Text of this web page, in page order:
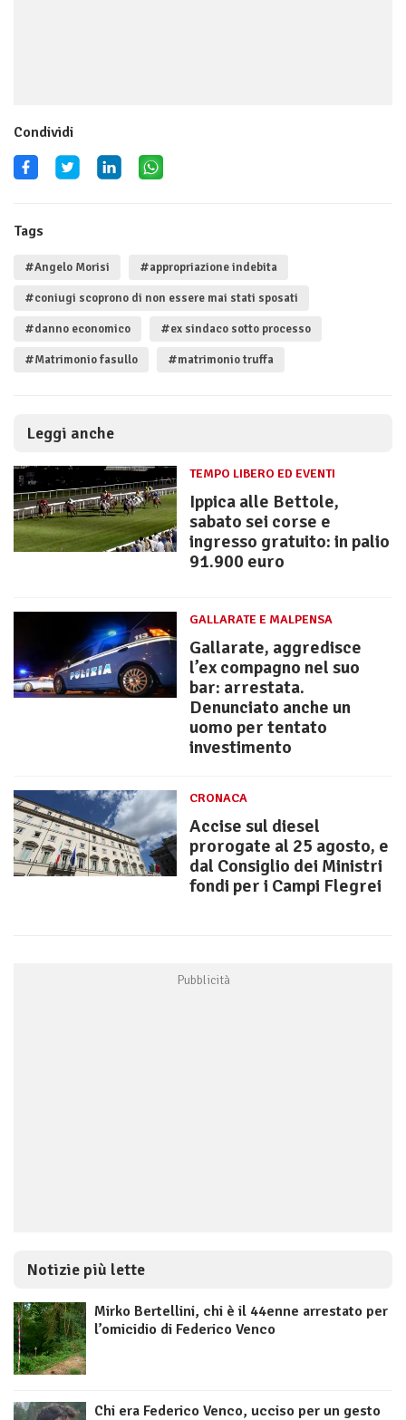
Condividi
Tags
#Angelo Morisi #appropriazione indebita
#coniugi scoprono di non essere mai stati sposati
#danno economico #ex sindaco sotto processo
#Matrimonio fasullo #matrimonio truffa
Leggi anche
TEMPO LIBERO ED EVENTI
Ippica alle Bettole,
sabato sei corse e
ingresso gratuito: in palio
91.900 euro
GALLARATE E MALPENSA
Gallarate, aggredisce
l’ex compagno nel suo
bar: arrestata.
Denunciato anche un
uomo per tentato
investimento
CRONACA
Accise sul diesel
prorogate al 25 agosto, e
dal Consiglio dei Ministri
fondi per i Campi Flegrei
Notizie più lette
Mirko Bertellini, chi è il 44enne arrestato per
l’omicidio di Federico Venco
Chi era Federico Venco, ucciso per un gesto